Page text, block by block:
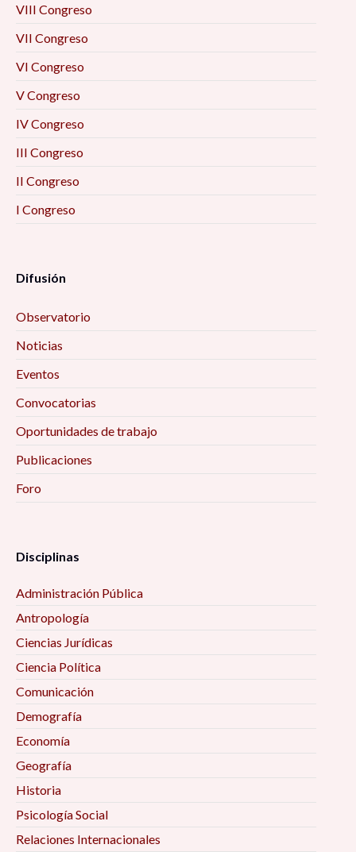
VIII Congreso
VII Congreso
VI Congreso
V Congreso
IV Congreso
III Congreso
II Congreso
I Congreso
Difusión
Observatorio
Noticias
Eventos
Convocatorias
Oportunidades de trabajo
Publicaciones
Foro
Disciplinas
Administración Pública
Antropología
Ciencias Jurídicas
Ciencia Política
Comunicación
Demografía
Economía
Geografía
Historia
Psicología Social
Relaciones Internacionales